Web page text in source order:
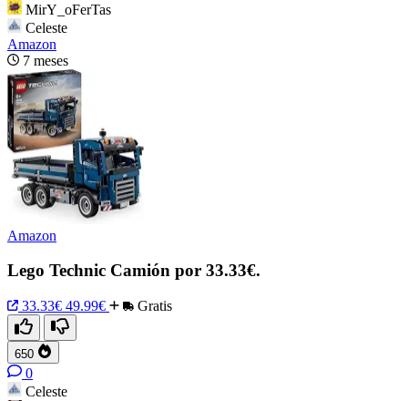
MirY_oFerTas
Celeste
Amazon
7 meses
Amazon
Lego Technic Camión por 33.33€.
33.33€ 49.99€ Gratis
650
0
Celeste